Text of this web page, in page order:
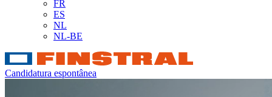
FR
ES
NL
NL-BE
Candidatura espontânea